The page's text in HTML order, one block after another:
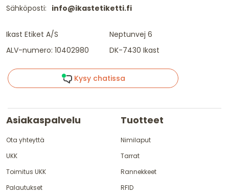
Sähköposti: info@ikastetiketti.fi
Ikast Etiket A/S
ALV-numero: 10402980
Neptunvej 6
DK-7430 Ikast
Kysy chatissa
Asiakaspalvelu
Ota yhteyttä
UKK
Toimitus UKK
Palautukset
Tuotteet
Nimilaput
Tarrat
Rannekkeet
RFID